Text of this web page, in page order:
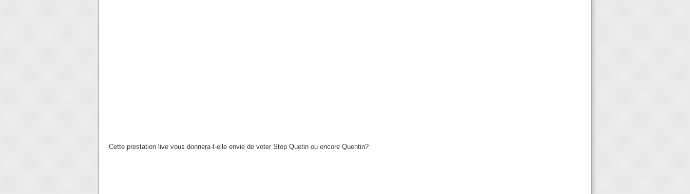
Cette prestation live vous donnera-t-elle envie de voter Stop Quetin ou encore Quentin?